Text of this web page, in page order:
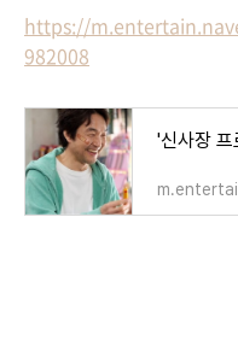
https://
982008